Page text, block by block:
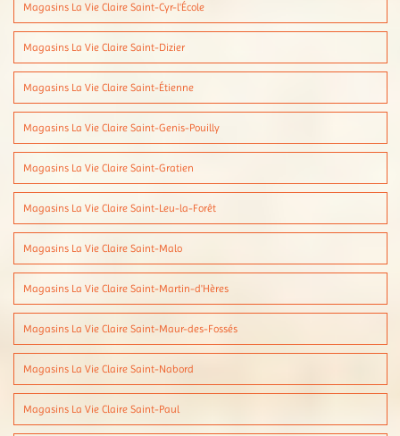
Magasins La Vie Claire Saint-Cyr-l'École
Magasins La Vie Claire Saint-Dizier
Magasins La Vie Claire Saint-Étienne
Magasins La Vie Claire Saint-Genis-Pouilly
Magasins La Vie Claire Saint-Gratien
Magasins La Vie Claire Saint-Leu-la-Forêt
Magasins La Vie Claire Saint-Malo
Magasins La Vie Claire Saint-Martin-d'Hères
Magasins La Vie Claire Saint-Maur-des-Fossés
Magasins La Vie Claire Saint-Nabord
Magasins La Vie Claire Saint-Paul